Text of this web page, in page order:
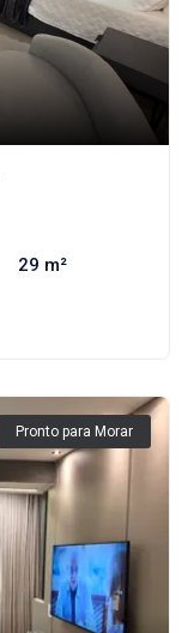
29 m²
Pronto para Morar